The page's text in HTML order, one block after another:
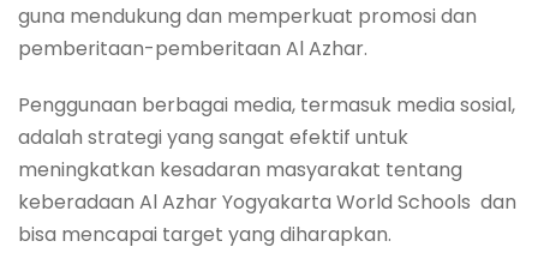
guna mendukung dan memperkuat promosi dan
pemberitaan-pemberitaan Al Azhar.
Penggunaan berbagai media, termasuk media sosial,
adalah strategi yang sangat efektif untuk
meningkatkan kesadaran masyarakat tentang
keberadaan Al Azhar Yogyakarta World Schools dan
bisa mencapai target yang diharapkan.